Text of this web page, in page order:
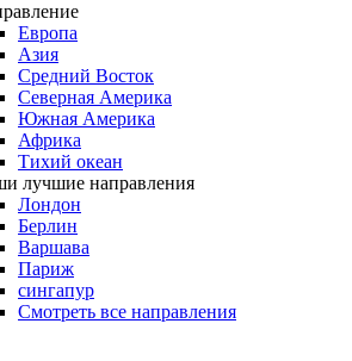
Европа
Азия
Средний Восток
Северная Америка
Южная Америка
Африка
Тихий океан
лучшие направления
Лондон
Берлин
Варшава
Париж
сингапур
Смотреть все направления